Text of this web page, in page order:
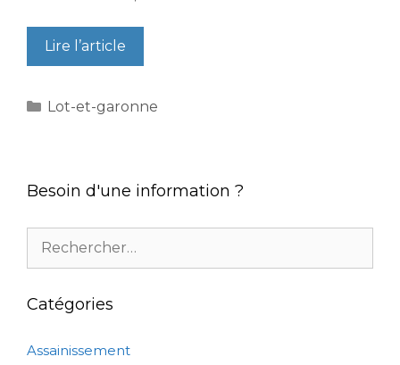
Lire l’article
Catégories
Lot-et-garonne
Besoin d'une information ?
Catégories
Assainissement